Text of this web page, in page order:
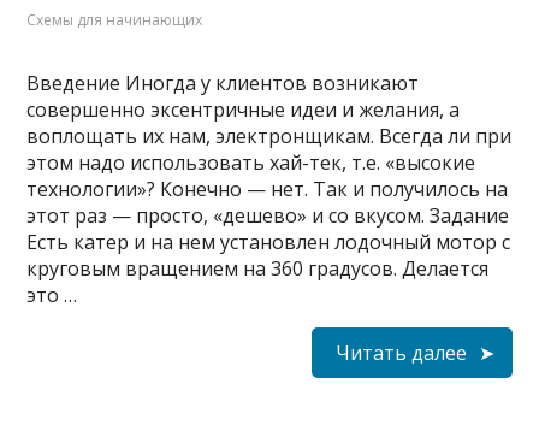
Схемы для начинающих
Введение Иногда у клиентов возникают
совершенно эксентричные идеи и желания, а
воплощать их нам, электронщикам. Всегда ли при
этом надо использовать хай-тек, т.е. «высокие
технологии»? Конечно — нет. Так и получилось на
этот раз — просто, «дешево» и со вкусом. Задание
Есть катер и на нем установлен лодочный мотор с
круговым вращением на 360 градусов. Делается
это …
Читать далее